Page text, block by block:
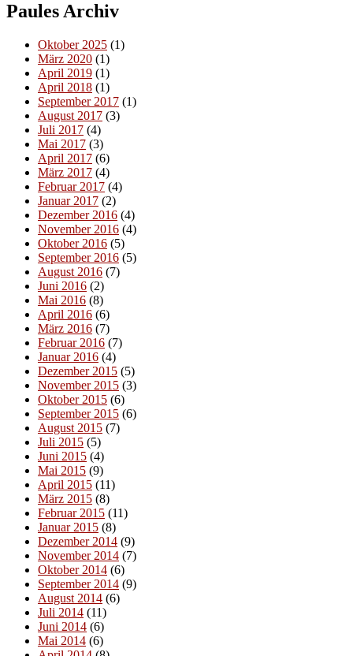
Paules Archiv
Oktober 2025 (1)
März 2020 (1)
April 2019 (1)
April 2018 (1)
September 2017 (1)
August 2017 (3)
Juli 2017 (4)
Mai 2017 (3)
April 2017 (6)
März 2017 (4)
Februar 2017 (4)
Januar 2017 (2)
Dezember 2016 (4)
November 2016 (4)
Oktober 2016 (5)
September 2016 (5)
August 2016 (7)
Juni 2016 (2)
Mai 2016 (8)
April 2016 (6)
März 2016 (7)
Februar 2016 (7)
Januar 2016 (4)
Dezember 2015 (5)
November 2015 (3)
Oktober 2015 (6)
September 2015 (6)
August 2015 (7)
Juli 2015 (5)
Juni 2015 (4)
Mai 2015 (9)
April 2015 (11)
März 2015 (8)
Februar 2015 (11)
Januar 2015 (8)
Dezember 2014 (9)
November 2014 (7)
Oktober 2014 (6)
September 2014 (9)
August 2014 (6)
Juli 2014 (11)
Juni 2014 (6)
Mai 2014 (6)